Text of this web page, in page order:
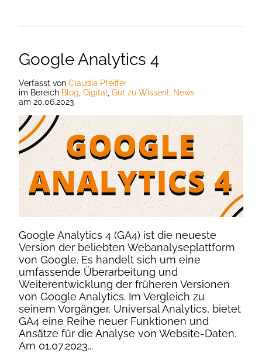
Google Analytics 4
Verfasst von Claudia Pfeiffer
im Bereich Blog, Digital, Gut zu Wissen!, News
am 20.06.2023
Google Analytics 4 (GA4) ist die neueste
Version der beliebten Webanalyseplattform
von Google. Es handelt sich um eine
umfassende Überarbeitung und
Weiterentwicklung der früheren Versionen
von Google Analytics. Im Vergleich zu
seinem Vorgänger, Universal Analytics, bietet
GA4 eine Reihe neuer Funktionen und
Ansätze für die Analyse von Website-Daten.
Am 01.07.2023...